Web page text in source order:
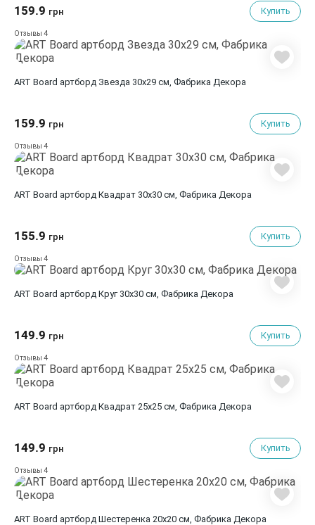
159.9 грн Купить
Отзывы 4
ART Board артборд Звезда 30х29 см, Фабрика Декора
159.9 грн Купить
Отзывы 4
ART Board артборд Квадрат 30х30 см, Фабрика Декора
155.9 грн Купить
Отзывы 4
ART Board артборд Круг 30х30 см, Фабрика Декора
149.9 грн Купить
Отзывы 4
ART Board артборд Квадрат 25х25 см, Фабрика Декора
149.9 грн Купить
Отзывы 4
ART Board артборд Шестеренка 20х20 см, Фабрика Декора